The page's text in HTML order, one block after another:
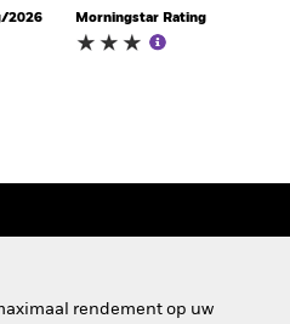
2026 Morningstar Rating
rendement op uw